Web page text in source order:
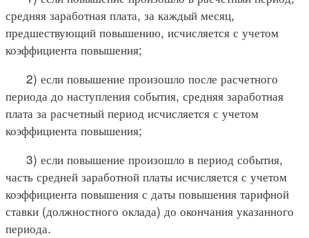
средняя заработная плата, за каждый месяц,
предшествующий повышению, исчисляется с учетом
коэффициента повышения;
2) если повышение произошло после расчетного
периода до наступления события, средняя заработная
плата за расчетный период исчисляется с учетом
коэффициента повышения;
3) если повышение произошло в период события,
часть средней заработной платы исчисляется с учетом
коэффициента повышения с даты повышения тарифной
ставки (должностного оклада) до окончания указанного
периода.